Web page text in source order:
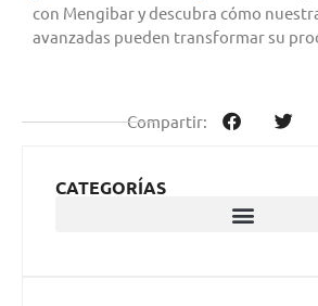
con Mengibar y descubra cómo
avanzadas pueden transformar su
Compartir:
CATEGORÍAS